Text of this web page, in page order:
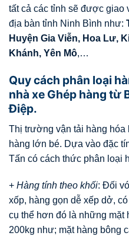
tất cả các tỉnh sẽ được giao
địa bàn tỉnh Ninh Bình như:
Huyện Gia Viễn, Hoa Lư,
Khánh, Yên Mô,…
Quy cách phân loại
nhà xe Ghép hàng từ
Điệp.
Thị trường vận tải hàng hóa
hàng lớn bé. Dựa vào đặc
Tấn có cách thức phân loại
+ Hàng tính theo khối: Đối
xốp, hàng gọn dễ xếp dở,
cụ thể hơn đó là những mặt
200kg như; mặt hàng bông